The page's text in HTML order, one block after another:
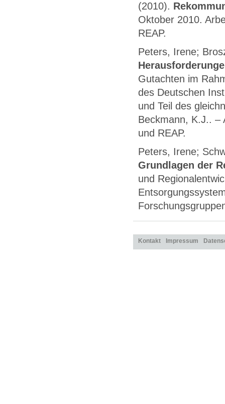
(2010).
Oktober 2010.
REAP.
Peters, Irene;
Gutachten im
des Deutschen
und Teil des
Beckmann, K.J.. –
und REAP.
Peters, Irene;
Grundlagen der
und
Kontakt Impressum